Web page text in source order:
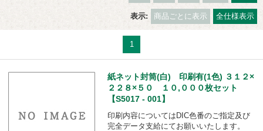
表示: 商品ごとに表示 全仕様表示
1
紙ネット封筒(白) 印刷有(1色) ３１２×
２２８×５０ １０,０００枚セット
【S5017 - 001】
印刷内容についてはDIC色番のご指定及び
完全データ支給にてお願いいたします。